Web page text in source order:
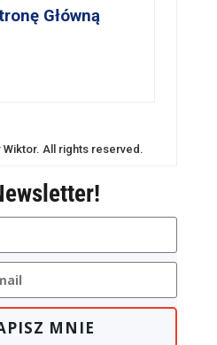
Główną
Wiktor. All rights reserved.
MNIE